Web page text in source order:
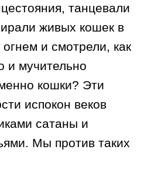
танцевали
живых кошек в
и смотрели, как
и мучительно
кошки? Эти
испокон веков
сатаны и
Мы против таких